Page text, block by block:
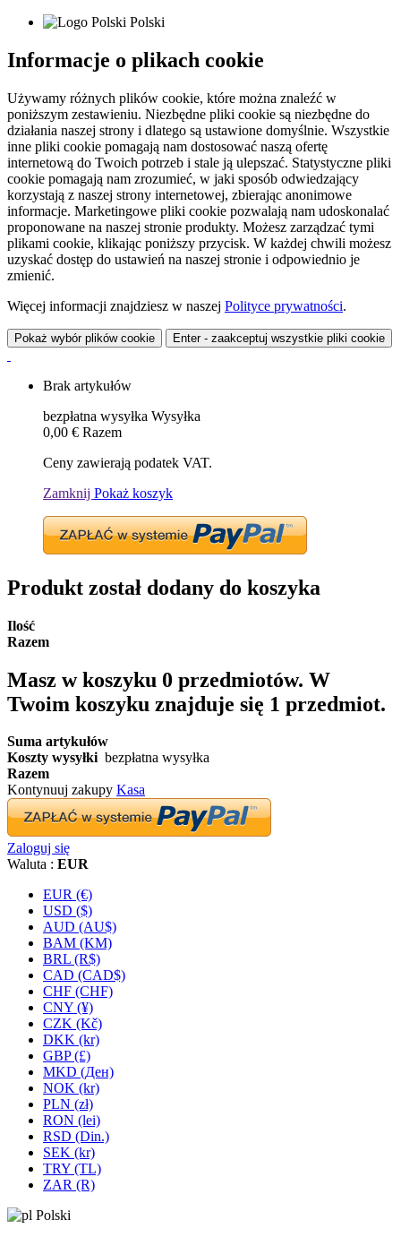
Polski
Informacje o plikach cookie
Używamy różnych plików cookie, które można znaleźć w
poniższym zestawieniu. Niezbędne pliki cookie są niezbędne do
działania naszej strony i dlatego są ustawione domyślnie. Wszystkie
inne pliki cookie pomagają nam dostosować naszą ofertę
internetową do Twoich potrzeb i stale ją ulepszać. Statystyczne pliki
cookie pomagają nam zrozumieć, w jaki sposób odwiedzający
korzystają z naszej strony internetowej, zbierając anonimowe
informacje. Marketingowe pliki cookie pozwalają nam udoskonalać
proponowane na naszej stronie produkty. Możesz zarządzać tymi
plikami cookie, klikając poniższy przycisk. W każdej chwili możesz
uzyskać dostęp do ustawień na naszej stronie i odpowiednio je
zmienić.
Więcej informacji znajdziesz w naszej Polityce prywatności.
Pokaż wybór plików cookie Enter - zaakceptuj wszystkie pliki cookie
Brak artykułów
bezpłatna wysyłka Wysyłka
0,00 € Razem
Ceny zawierają podatek VAT.
Zamknij Pokaż koszyk
Produkt został dodany do koszyka
Ilość
Razem
Masz w koszyku 0 przedmiotów. W
Twoim koszyku znajduje się 1 przedmiot.
Suma artykułów
Koszty wysyłki bezpłatna wysyłka
Razem
Kontynuuj zakupy Kasa
Zaloguj się
Waluta : EUR
EUR (€)
USD ($)
AUD (AU$)
BAM (KM)
BRL (R$)
CAD (CAD$)
CHF (CHF)
CNY (¥)
CZK (Kč)
DKK (kr)
GBP (£)
MKD (Ден)
NOK (kr)
PLN (zł)
RON (lei)
RSD (Din.)
SEK (kr)
TRY (TL)
ZAR (R)
Polski